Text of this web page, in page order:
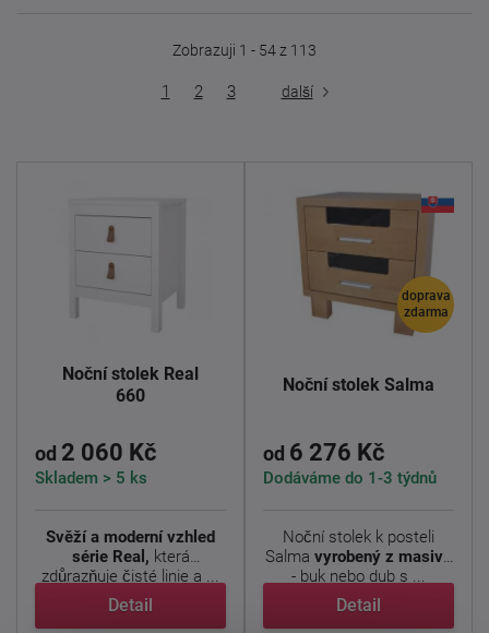
Zobrazuji 1 - 54 z 113
3
2
1 další
Noční stolek Real
660
od 2 060 Kč
Skladem > 5 ks
Svěží a moderní vzhled
série Real, která
zdůrazňuje čisté linie a ...
Detail
doprava
zdarma
Noční stolek Salma
od 6 276 Kč
Dodáváme do 1-3 týdnů
Noční stolek k posteli
Salma vyrobený z masivu
- buk nebo dub s ...
Detail